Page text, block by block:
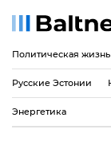
Политическая жизнь
Русские Эстонии
Энергетика